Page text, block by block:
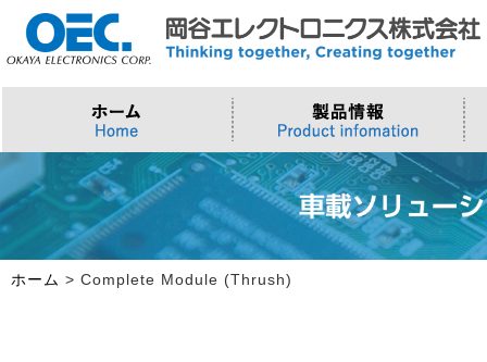
プロセッサ
>Intel (IoT/Embedded)
>Intel (PC)
>Intel Arc Graphics
ソフトウェア・クラウド
>Microsoft Azure
>Windows IoT
>AI・IoTソリューション
>インテル IoTソリューション
>評価開発キット
>LLMソリューション
スマートシティ・DX
>ナガレミル / 人流・交通
>会社概要 >トップメッセージ
>製品・御見積お問い合わせ >その他・採用お問い合わせ
ホーム > Complete Module (Thrush)